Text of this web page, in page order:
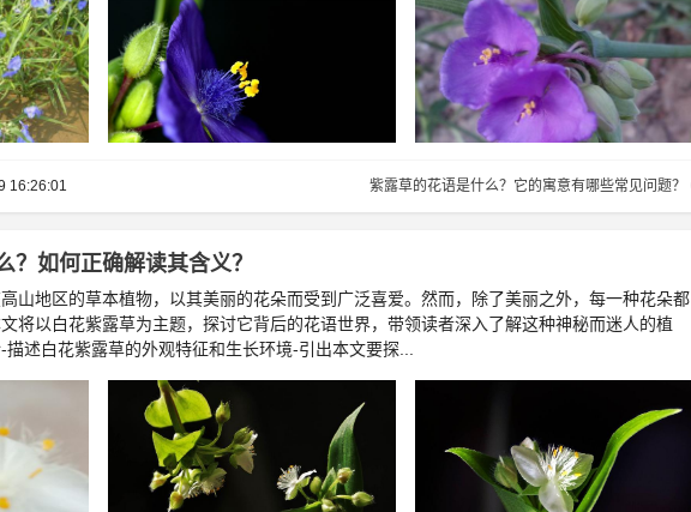
紫露草的花语是什么？它的寓意有哪些常见问题？
16:26:01
？如何正确解读其含义？
山地区的草本植物，以其美丽的花朵而受到广泛喜爱。然而，除了美丽之外，每一种花朵都
将以白花紫露草为主题，探讨它背后的花语世界，带领读者深入了解这种神秘而迷人的植
述白花紫露草的外观特征和生长环境-引出本文要探...